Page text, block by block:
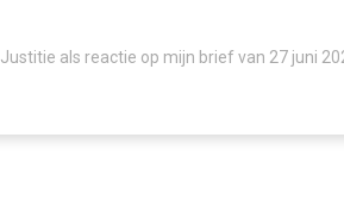
als reactie op mijn brief van 27 juni